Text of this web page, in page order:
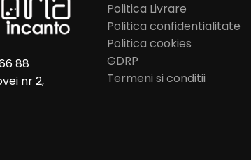
88
nr 2,
Politica Livrare
Politica confidentialitate
Politica cookies
GDRP
Termeni si conditii